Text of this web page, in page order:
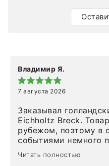
Владимир Я.
7 августа 2026
Заказывал
Eichholtz Breck.
рубежом, поэтому в
событиями немного
Но homeadore
определенное в
Читать полностью